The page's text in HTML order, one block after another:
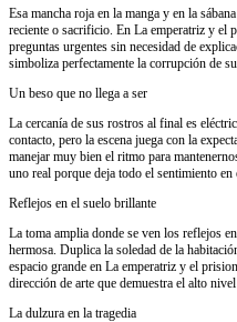
Esa mancha roja en la manga y en la
reciente o sacrificio. En La emperatriz y el
preguntas urgentes sin necesidad de
simboliza perfectamente la corrupción de
Un beso que no llega a ser
La cercanía de sus rostros al final es
contacto, pero la escena juega con la
manejar muy bien el ritmo para
uno real porque deja todo el sentimiento en
Reflejos en el suelo brillante
La toma amplia donde se ven los reflejos
hermosa. Duplica la soledad de la
espacio grande en La emperatriz y el
dirección de arte que demuestra el alto
La dulzura en la tragedia